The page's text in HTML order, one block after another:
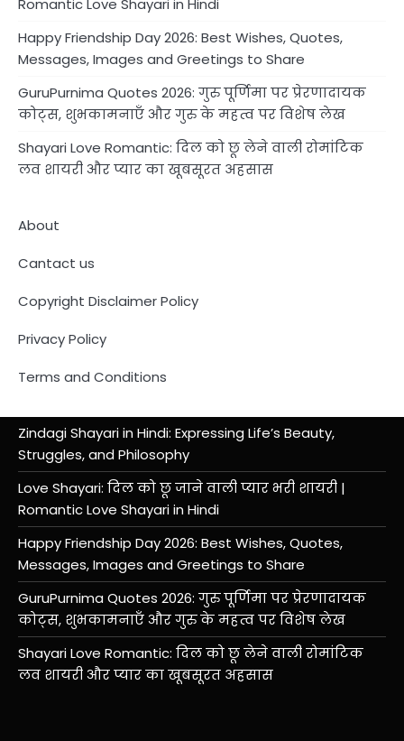
Romantic Love Shayari in Hindi
Happy Friendship Day 2026: Best Wishes, Quotes,
Messages, Images and Greetings to Share
GuruPurnima Quotes 2026: गुरु पूर्णिमा पर प्रेरणादायक
कोट्स, शुभकामनाएँ और गुरु के महत्व पर विशेष लेख
Shayari Love Romantic: दिल को छू लेने वाली रोमांटिक
लव शायरी और प्यार का खूबसूरत अहसास
About
Cantact us
Copyright Disclaimer Policy
Privacy Policy
Terms and Conditions
Zindagi Shayari in Hindi: Expressing Life’s Beauty,
Struggles, and Philosophy
Love Shayari: दिल को छू जाने वाली प्यार भरी शायरी |
Romantic Love Shayari in Hindi
Happy Friendship Day 2026: Best Wishes, Quotes,
Messages, Images and Greetings to Share
GuruPurnima Quotes 2026: गुरु पूर्णिमा पर प्रेरणादायक
कोट्स, शुभकामनाएँ और गुरु के महत्व पर विशेष लेख
Shayari Love Romantic: दिल को छू लेने वाली रोमांटिक
लव शायरी और प्यार का खूबसूरत अहसास